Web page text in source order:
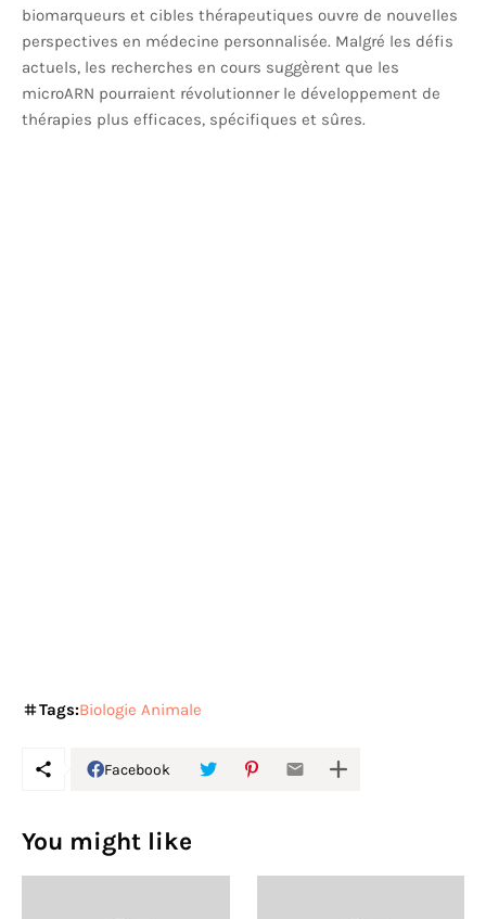
biomarqueurs et cibles thérapeutiques ouvre de nouvelles
perspectives en médecine personnalisée. Malgré les défis
actuels, les recherches en cours suggèrent que les
microARN pourraient révolutionner le développement de
thérapies plus efficaces, spécifiques et sûres.
Tags:Biologie Animale
Facebook
You might like